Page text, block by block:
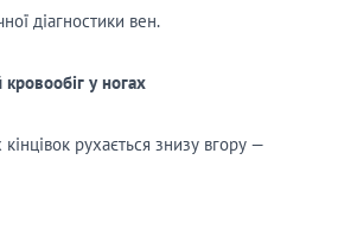
діагностики вен.
уногах
рухається знизу вгору —